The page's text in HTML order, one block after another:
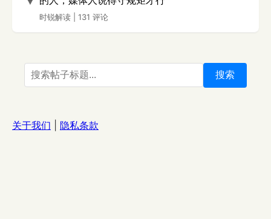
时锐解读 131 评论
搜索
关于我们 隐私条款